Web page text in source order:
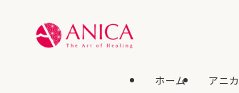
ホーム アニ